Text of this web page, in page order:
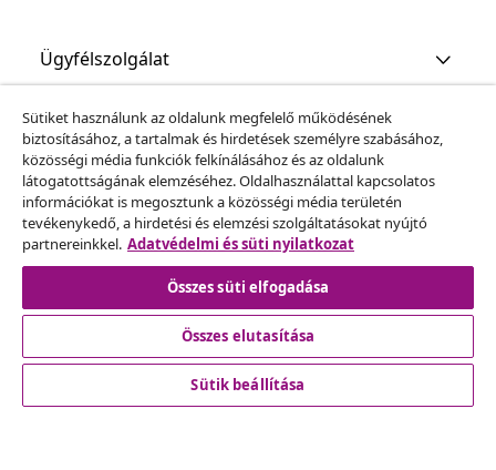
Ügyfélszolgálat
Üzlet
vidaXL
Fedezz fel többet
Sütiket használunk az oldalunk megfelelő működésének
biztosításához, a tartalmak és hirdetések személyre szabásához,
közösségi média funkciók felkínálásához és az oldalunk
látogatottságának elemzéséhez. Oldalhasználattal kapcsolatos
információkat is megosztunk a közösségi média területén
tevékenykedő, a hirdetési és elemzési szolgáltatásokat nyújtó
partnereinkkel. Adatvédelmi és süti nyilatkozat
Összes süti elfogadása
Összes elutasítása
Sütik beállítása